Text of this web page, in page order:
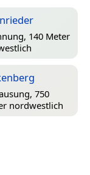
140 Meter
750
nordwestlich